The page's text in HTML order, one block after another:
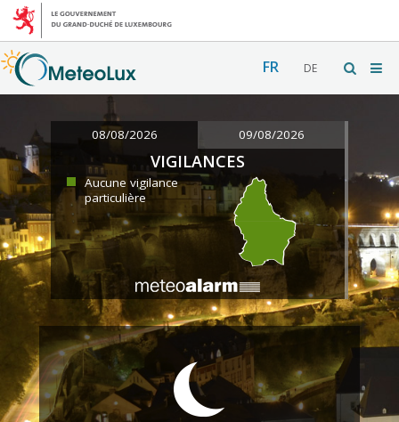
FR DE
08/08/2026 09/08/2026
VIGILANCES
Aucune vigilance
particulière